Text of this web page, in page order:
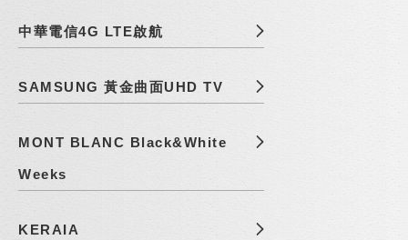
中華電信4G LTE啟航
SAMSUNG 黃金曲面UHD TV
MONT BLANC Black&White
Weeks
KERAIA